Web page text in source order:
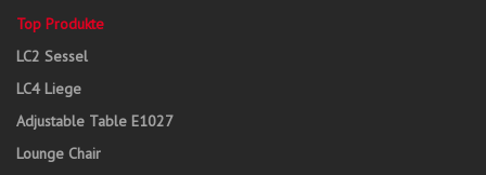
Top Produkte
LC2 Sessel
LC4 Liege
Adjustable Table E1027
Lounge Chair